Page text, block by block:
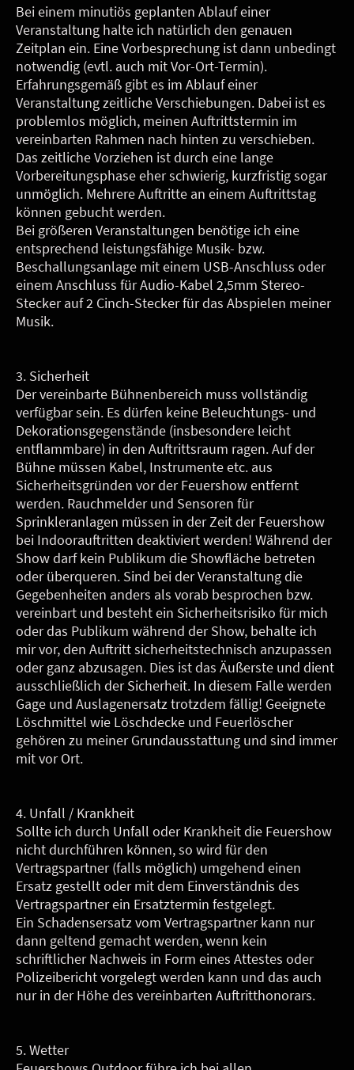
Bei einem minutiös geplanten Ablauf einer
Veranstaltung halte ich natürlich den genauen
Zeitplan ein. Eine Vorbesprechung ist dann unbedingt
notwendig (evtl. auch mit Vor-Ort-Termin).
Erfahrungsgemäß gibt es im Ablauf einer
Veranstaltung zeitliche Verschiebungen. Dabei ist es
problemlos möglich, meinen Auftrittstermin im
vereinbarten Rahmen nach hinten zu verschieben.
Das zeitliche Vorziehen ist durch eine lange
Vorbereitungsphase eher schwierig, kurzfristig sogar
unmöglich. Mehrere Auftritte an einem Auftrittstag
können gebucht werden.
Bei größeren Veranstaltungen benötige ich eine
entsprechend leistungsfähige Musik- bzw.
Beschallungsanlage mit einem USB-Anschluss oder
einem Anschluss für Audio-Kabel 2,5mm Stereo-
Stecker auf 2 Cinch-Stecker für das Abspielen meiner
Musik.
3. Sicherheit
Der vereinbarte Bühnenbereich muss vollständig
verfügbar sein. Es dürfen keine Beleuchtungs- und
Dekorationsgegenstände (insbesondere leicht
entflammbare) in den Auftrittsraum ragen. Auf der
Bühne müssen Kabel, Instrumente etc. aus
Sicherheitsgründen vor der Feuershow entfernt
werden. Rauchmelder und Sensoren für
Sprinkleranlagen müssen in der Zeit der Feuershow
bei Indoorauftritten deaktiviert werden! Während der
Show darf kein Publikum die Showfläche betreten
oder überqueren. Sind bei der Veranstaltung die
Gegebenheiten anders als vorab besprochen bzw.
vereinbart und besteht ein Sicherheitsrisiko für mich
oder das Publikum während der Show, behalte ich
mir vor, den Auftritt sicherheitstechnisch anzupassen
oder ganz abzusagen. Dies ist das Äußerste und dient
ausschließlich der Sicherheit. In diesem Falle werden
Gage und Auslagenersatz trotzdem fällig! Geeignete
Löschmittel wie Löschdecke und Feuerlöscher
gehören zu meiner Grundausstattung und sind immer
mit vor Ort.
4. Unfall / Krankheit
Sollte ich durch Unfall oder Krankheit die Feuershow
nicht durchführen können, so wird für den
Vertragspartner (falls möglich) umgehend einen
Ersatz gestellt oder mit dem Einverständnis des
Vertragspartner ein Ersatztermin festgelegt.
Ein Schadensersatz vom Vertragspartner kann nur
dann geltend gemacht werden, wenn kein
schriftlicher Nachweis in Form eines Attestes oder
Polizeibericht vorgelegt werden kann und das auch
nur in der Höhe des vereinbarten Auftritthonorars.
5. Wetter